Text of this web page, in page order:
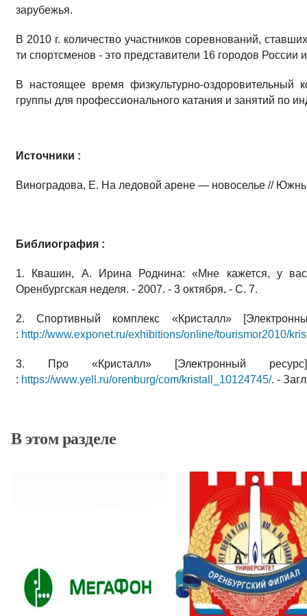
зарубежья.
В 2010 г. количество участников соревнований,
ти спортсменов - это представители 16 городов России
В настоящее время физкультурно-оздоровительный
группы для профессионального катания и занятий по
Источники :
Виноградова, Е. На ледовой арене — новоселье //
Библиография :
1. Квашин, А.
Ирина Роднина: «Мне кажется, у
Оренбургская неделя. - 2007. - 3 октября. - С. 7.
2. Спортивный комплекс «Кристалл»
: http://www.exponet.ru/exhibitions/online/tourismor2010/
3. Про «Кристалл» [Электронный
: https://www.yell.ru/orenburg/com/kristall_10124745/. -
В этом разделе